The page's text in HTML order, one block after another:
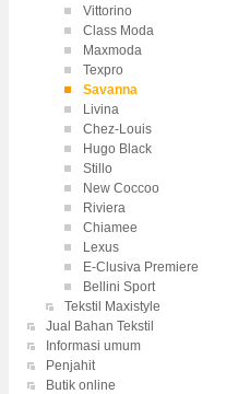
Vittorino
Class Moda
Maxmoda
Texpro
Savanna
Livina
Chez-Louis
Hugo Black
Stillo
New Coccoo
Riviera
Chiamee
Lexus
E-Clusiva Premiere
Bellini Sport
Tekstil Maxistyle
Jual Bahan Tekstil
Informasi umum
Penjahit
Butik online